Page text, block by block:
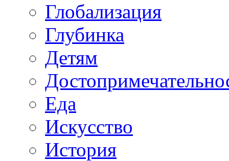
Глобализация
Глубинка
Детям
Еда
Искусство
История